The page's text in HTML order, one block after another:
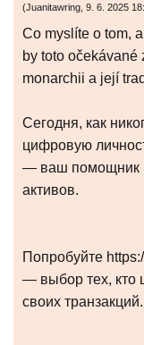
(Juanitawring, 9. 6. 2025
Co myslíte o tom,
by toto
monarchii a její
Сегодня, как
цифровую
— ваш помощник
активов.
Попробуйте
— выбор тех, кто
своих транзакций.